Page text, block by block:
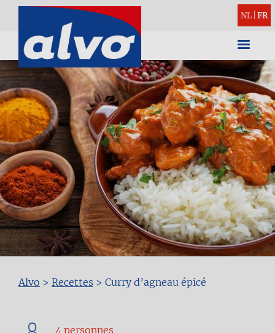
NL FR
Fil
d'Ariane
Alvo > Recettes > Curry d’agneau épicé